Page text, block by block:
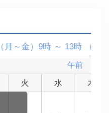
（月～金）9時 ～ 13時 （土
午前
火 水 木